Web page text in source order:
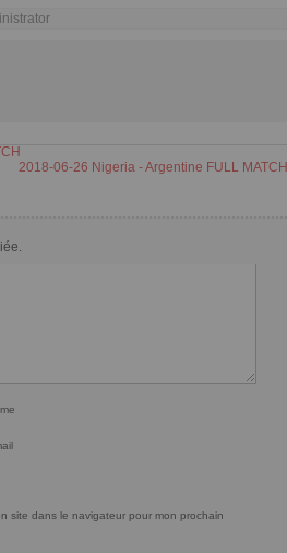
2018-06-26 Nigeria - Argentine FULL MATCH
site dans le navigateur pour mon prochain